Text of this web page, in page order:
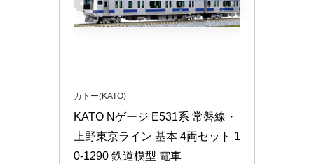
カトー(KATO)
KATO Nゲージ E531系 常磐線・
上野東京ライン 基本 4両セット 1
0-1290 鉄道模型 電車